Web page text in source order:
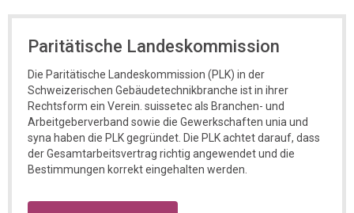
Paritätische Landeskommission
Die Paritätische Landeskommission (PLK) in der
Schweizerischen Gebäudetechnikbranche ist in ihrer
Rechtsform ein Verein. suissetec als Branchen- und
Arbeitgeberverband sowie die Gewerkschaften unia und
syna haben die PLK gegründet. Die PLK achtet darauf, dass
der Gesamtarbeitsvertrag richtig angewendet und die
Bestimmungen korrekt eingehalten werden.